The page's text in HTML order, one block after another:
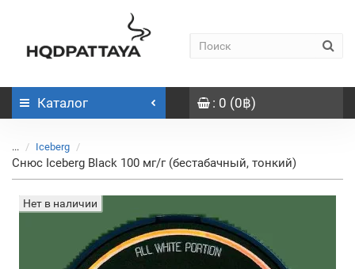
Каталог : 0 (0฿)
... Iceberg
Снюс Iceberg Black 100 мг/г (бестабачный, тонкий)
Нет в наличии